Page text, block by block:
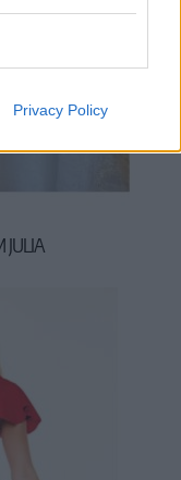
Privacy Policy
JULIA